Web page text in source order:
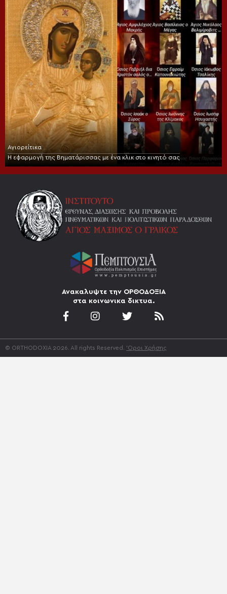
Αγιορείτικα
Η εφαρμογή της Βηματάρισσας με ένα κλικ στο κινητό σας
Ανακαλυψτε την ΟΡΘΟΔΟΞΙΑ
στα κοινωνικα δικτυα.
© ORTHODOXIA 2026. All rights Reserved. 'Οροι Χρήσης